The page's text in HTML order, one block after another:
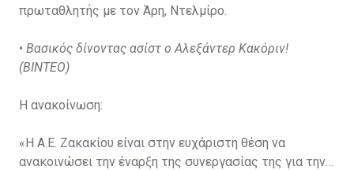
πρωταθλητής με τον Άρη, Ντελμίρο.
• Βασικός δίνοντας ασίστ ο Αλεξάντερ Κακόριν!
(ΒΙΝΤΕΟ)
Η ανακοίνωση:
«Η Α.Ε. Ζακακίου είναι στην ευχάριστη θέση να
ανακοινώσει την έναρξη της συνεργασίας της για την